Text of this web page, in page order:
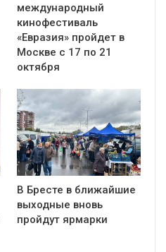
международный
кинофестиваль
«Евразия» пройдет в
Москве с 17 по 21
октября
В Бресте в ближайшие
выходные вновь
пройдут ярмарки